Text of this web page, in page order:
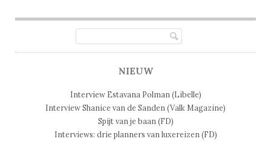
NIEUW
Interview Estavana Polman (Libelle)
Interview Shanice van de Sanden (Valk Magazine)
Spijt van je baan (FD)
Interviews: drie planners van luxereizen (FD)